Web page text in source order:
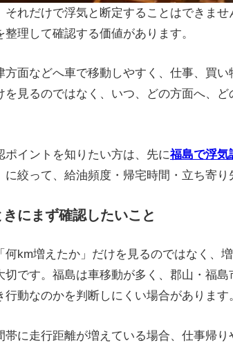
れだけで浮気と断定することはできま
理して確認する価値があります。
面などへ車で移動しやすく、仕事、買
見るのではなく、いつ、どの方面へ、
イントを知りたい方は、先に福島で浮気
絞って、給油頻度・帰宅時間・立ち寄り
にまず確認したいこと
km増えたか」だけを見るのではなく
です。福島は車移動が多く、郡山・福
動なのかを判断しにくい場合があります
に走行距離が増えている場合、仕事帰